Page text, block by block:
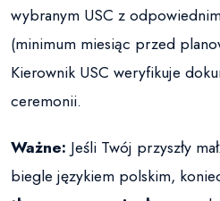
wybranym USC z
(minimum miesiąc przed
Kierownik USC weryfikuje
ceremonii.
Ważne: Jeśli Twój przyszły
biegle językiem polskim,